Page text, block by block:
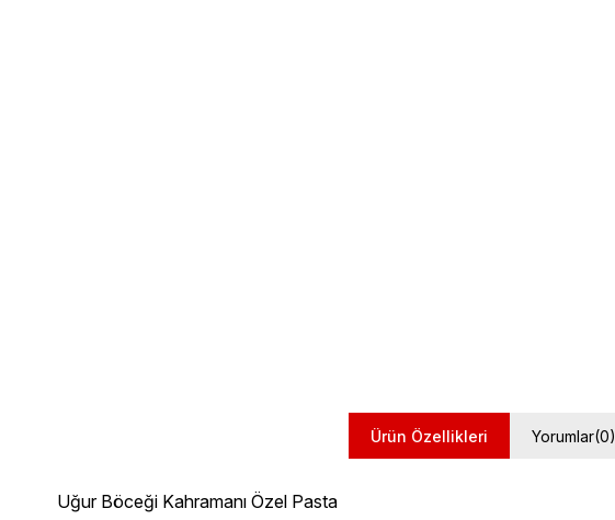
Ürün Özellikleri Yorumlar(0)
Uğur Böceği Kahramanı Özel Pasta